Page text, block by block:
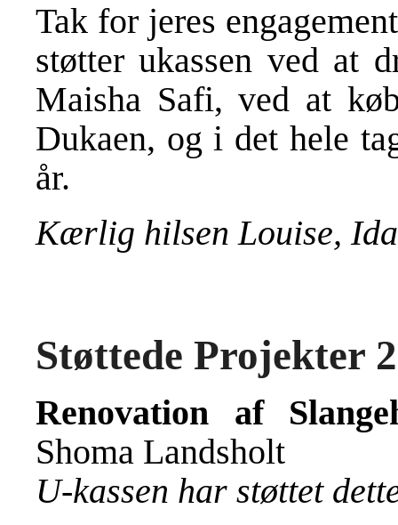
Tak for jeres
støtter ukassen ved at
Maisha Safi, ved at
Dukaen, og i det hele
år.
Kærlig hilsen Louise,
Støttede Projekter
Renovation af
Shoma Landsholt
U-kassen har støttet